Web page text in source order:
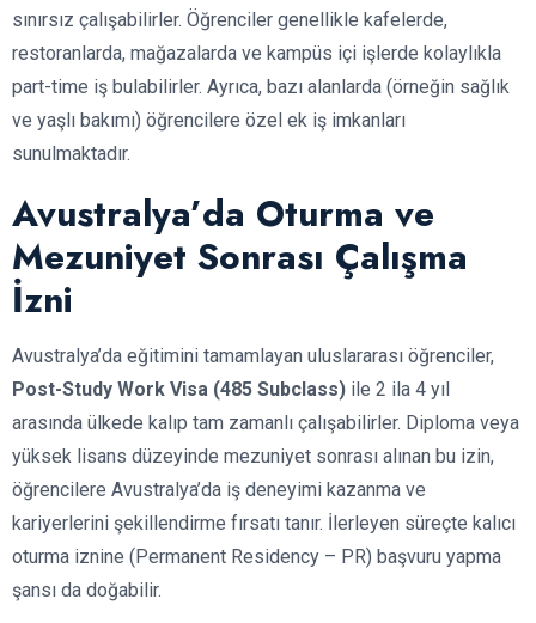
sınırsız çalışabilirler. Öğrenciler genellikle kafelerde,
restoranlarda, mağazalarda ve kampüs içi işlerde kolaylıkla
part-time iş bulabilirler. Ayrıca, bazı alanlarda (örneğin sağlık
ve yaşlı bakımı) öğrencilere özel ek iş imkanları
sunulmaktadır.
Avustralya’da Oturma ve
Mezuniyet Sonrası Çalışma
İzni
Avustralya’da eğitimini tamamlayan uluslararası öğrenciler,
Post-Study Work Visa (485 Subclass) ile 2 ila 4 yıl
arasında ülkede kalıp tam zamanlı çalışabilirler. Diploma veya
yüksek lisans düzeyinde mezuniyet sonrası alınan bu izin,
öğrencilere Avustralya’da iş deneyimi kazanma ve
kariyerlerini şekillendirme fırsatı tanır. İlerleyen süreçte kalıcı
oturma iznine (Permanent Residency – PR) başvuru yapma
şansı da doğabilir.